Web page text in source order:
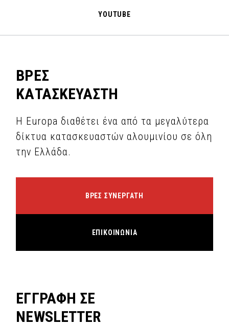
YOUTUBE
ΒΡΕΣ
ΚΑΤΑΣΚΕΥΑΣΤΗ
Η Europa διαθέτει ένα από τα μεγαλύτερα
δίκτυα κατασκευαστών αλουμινίου σε όλη
την Ελλάδα.
ΒΡΕΣ ΣΥΝΕΡΓΑΤΗ
ΕΠΙΚΟΙΝΩΝΙΑ
ΕΓΓΡΑΦΗ ΣΕ
NEWSLETTER